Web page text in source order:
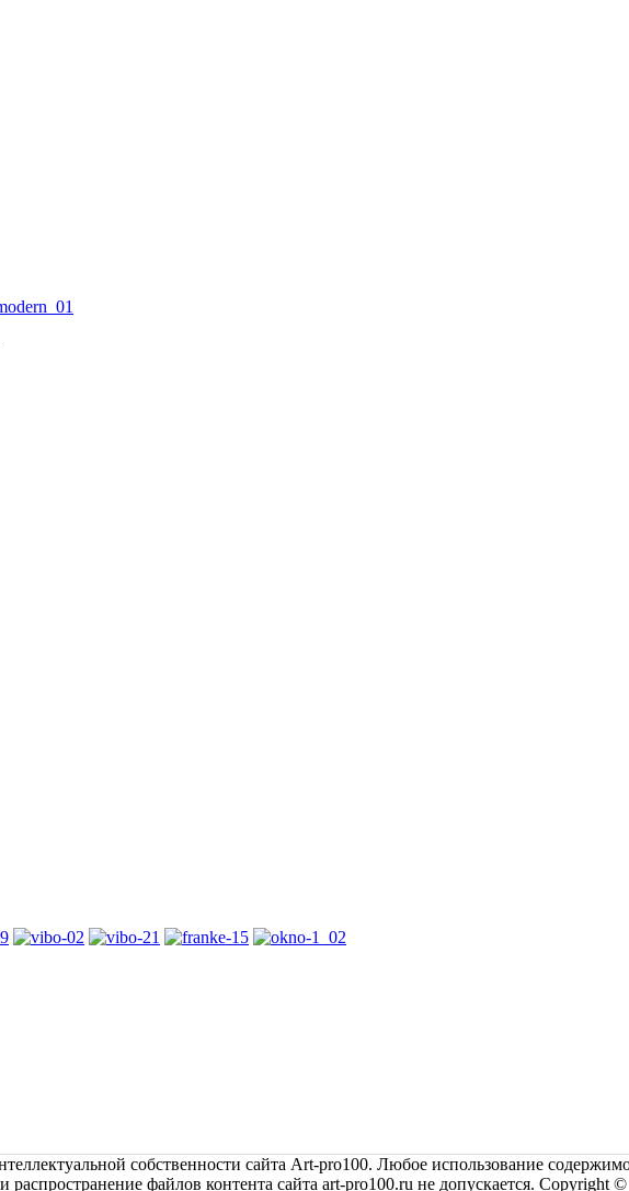
собственности сайта Art-pro100. Любое использование
распространение файлов контента сайта art-pro100.ru не допускается. Copyright